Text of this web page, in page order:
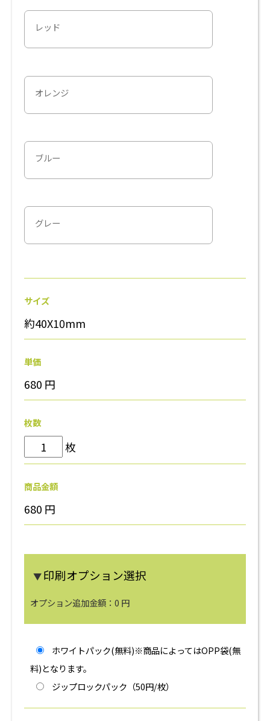
レッド
オレンジ
ブルー
グレー
サイズ
約40X10mm
単価
680 円
枚数
枚
商品金額
680 円
▼印刷オプション選択
オプション追加金額： 0 円
ホワイトパック(無料)※商品によってはOPP袋(無
料)となります。
ジップロックパック（50円/枚）